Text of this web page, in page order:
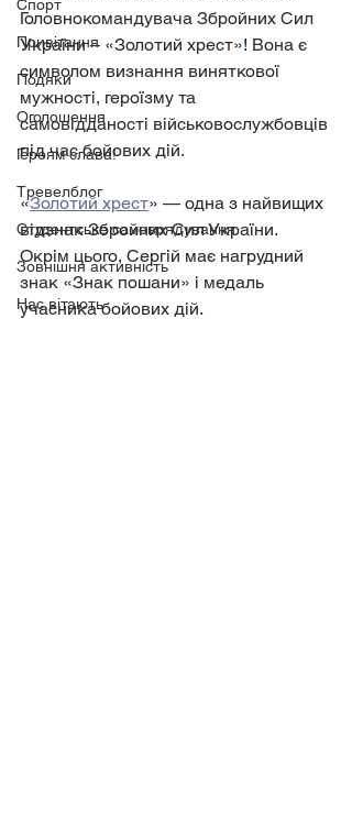
Спорт
Привітання
Подяки
Оголошення
Героям слава!
Тревелблог
Студентське самоврядування
Зовнішня активність
Нас вітають
Головнокомандувача Збройних Сил
України – «Золотий хрест»! Вона є
символом визнання виняткової
мужності, героїзму та
самовідданості військовослужбовців
під час бойових дій.
«Золотий хрест» — одна з найвищих
відзнак Збройних Сил України.
Окрім цього, Сергій має нагрудний
знак «Знак пошани» і медаль
учасника бойових дій.